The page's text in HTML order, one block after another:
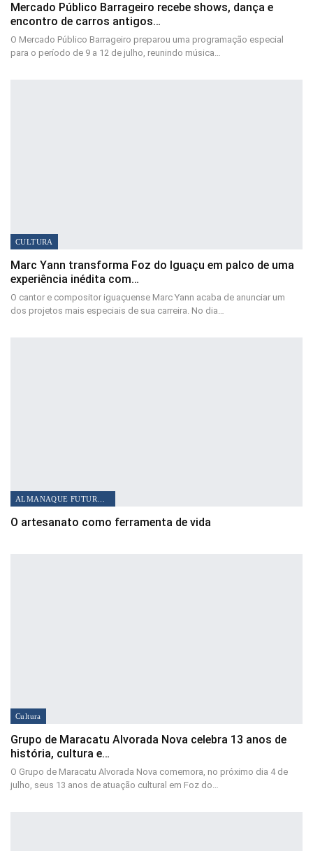
Mercado Público Barrageiro recebe shows, dança e
encontro de carros antigos…
O Mercado Público Barrageiro preparou uma programação especial
para o período de 9 a 12 de julho, reunindo música…
CULTURA
Marc Yann transforma Foz do Iguaçu em palco de uma
experiência inédita com…
O cantor e compositor iguaçuense Marc Yann acaba de anunciar um
dos projetos mais especiais de sua carreira. No dia…
O artesanato como ferramenta de vida
Cultura
Grupo de Maracatu Alvorada Nova celebra 13 anos de
história, cultura e…
O Grupo de Maracatu Alvorada Nova comemora, no próximo dia 4 de
julho, seus 13 anos de atuação cultural em Foz do…